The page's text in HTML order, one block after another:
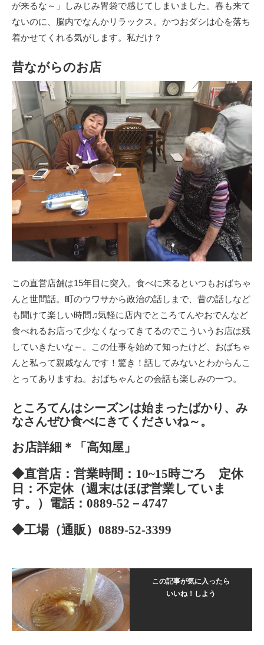
が来るな～」しみじみ胃袋で感じてしまいました。春も来て
ないのに、脳内でなんかリラックス。かつおダシは心を落ち
着かせてくれる気がします。私だけ？
昔ながらのお店
この直営店舗は15年目に突入。食べに来るといつもおばちゃ
んと世間話。町のウワサから政治の話しまで、昔の話しなど
も聞けて楽しい時間♫気軽に店内でところてんやおでんなど
食べれるお店って少なくなってきてるのでこういうお店は残
していきたいな～。この仕事を始めて知ったけど、おばちゃ
んと私って親戚なんです！驚き！話してみないとわからんこ
とってありますね。おばちゃんとの会話も楽しみの一つ。
ところてんはシーズンは始まったばかり、み
なさんぜひ食べにきてくださいね～。
お店詳細＊
「高知屋」
◆直営店：営業時間：10~15時ごろ 定休
日：不定休（週末はほぼ営業していま
す。）電話：0889-52－4747
◆工場（通販）0889-52-3399
この記事が気に入ったら
いいね！しよう